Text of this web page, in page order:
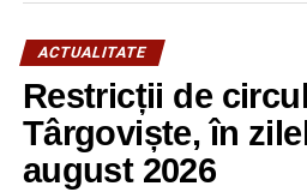
ACTUALITATE
Restricții de
Târgoviște, în
august 2026